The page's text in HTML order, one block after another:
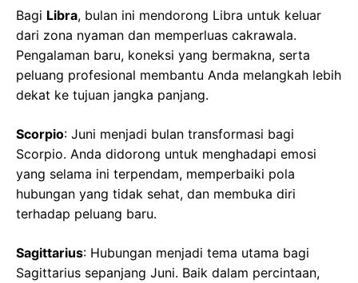
Bagi Libra, bulan ini mendorong Libra untuk keluar
dari zona nyaman dan memperluas cakrawala.
Pengalaman baru, koneksi yang bermakna, serta
peluang profesional membantu Anda melangkah lebih
dekat ke tujuan jangka panjang.
Scorpio: Juni menjadi bulan transformasi bagi
Scorpio. Anda didorong untuk menghadapi emosi
yang selama ini terpendam, memperbaiki pola
hubungan yang tidak sehat, dan membuka diri
terhadap peluang baru.
Sagittarius: Hubungan menjadi tema utama bagi
Sagittarius sepanjang Juni. Baik dalam percintaan,